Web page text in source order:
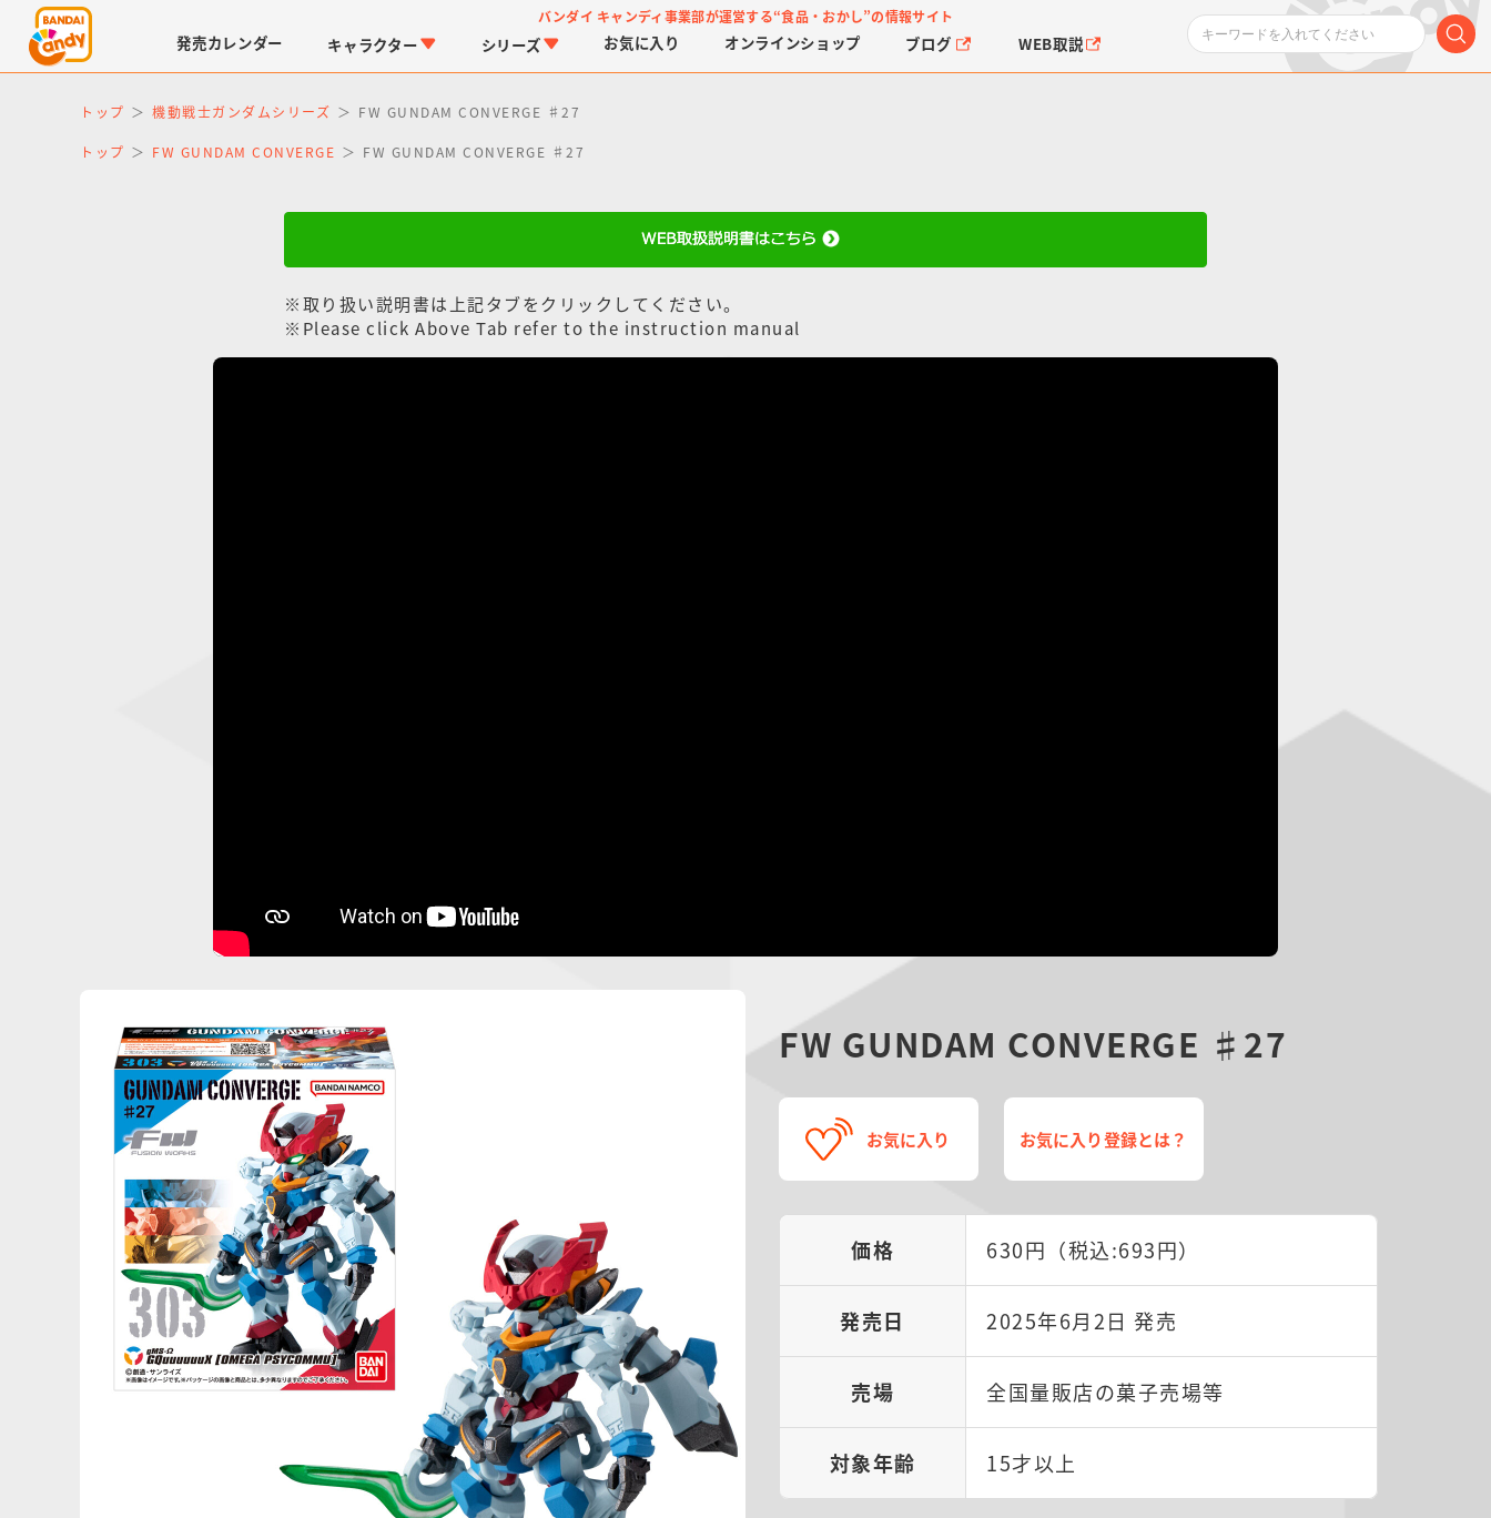
バンダイ キャンディ事業部が運営する“食品・おかし”の情報サイト
発売カレンダー キャラクター
仮面ライダーシリーズ
PROJECT R.E.D.・ス
ーパー戦隊シリーズ
シリーズ
キャラパキ つりグミ
お気に入り オンラインショップ ブログ WEB取説
トップ 機動戦士ガンダムシリーズ FW GUNDAM CONVERGE ♯27
トップ FW GUNDAM CONVERGE FW GUNDAM CONVERGE ♯27
※取り扱い説明書は上記タブをクリックしてください。
※Please click Above Tab refer to the instruction manual
FW GUNDAM CONVERGE ♯27
お気に入り お気に入り登録とは？
価格 630円（税込:693円）
発売日 2025年6月2日 発売
売場 全国量販店の菓子売場等
対象年齢 15才以上